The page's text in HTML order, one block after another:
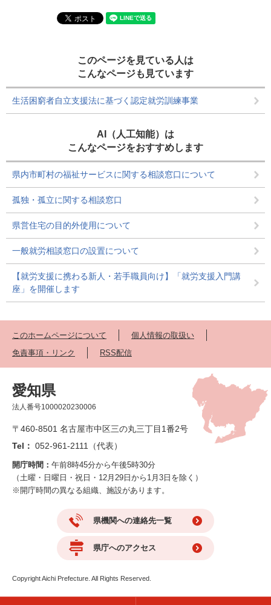
このページを見ている人は
こんなページも見ています
生活困窮者自立支援法に基づく認定就労訓練事業
AI（人工知能）は
こんなページをおすすめします
県内市町村の福祉サービスに関する相談窓口について
孤独・孤立に関する相談窓口
県営住宅の目的外使用について
一般就労相談窓口の設置について
【就労支援に携わる新人・若手職員向け】「就労支援入門講
座」を開催します
このホームページについて
個人情報の取扱い
免責事項・リンク
RSS配信
愛知県
法人番号1000020230006
〒460-8501 名古屋市中区三の丸三丁目1番2号
Tel： 052-961-2111（代表）
開庁時間： 午前8時45分から午後5時30分
（土曜・日曜日・祝日・12月29日から1月3日を除く）
※開庁時間の異なる組織、施設があります。
県機関への連絡先一覧
県庁へのアクセス
Copyright Aichi Prefecture. All Rights Reserved.